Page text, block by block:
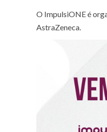
O ImpulsiONE é
AstraZeneca.